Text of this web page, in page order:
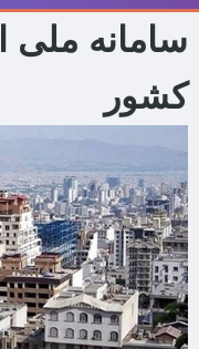
سامانه ملی
کشور